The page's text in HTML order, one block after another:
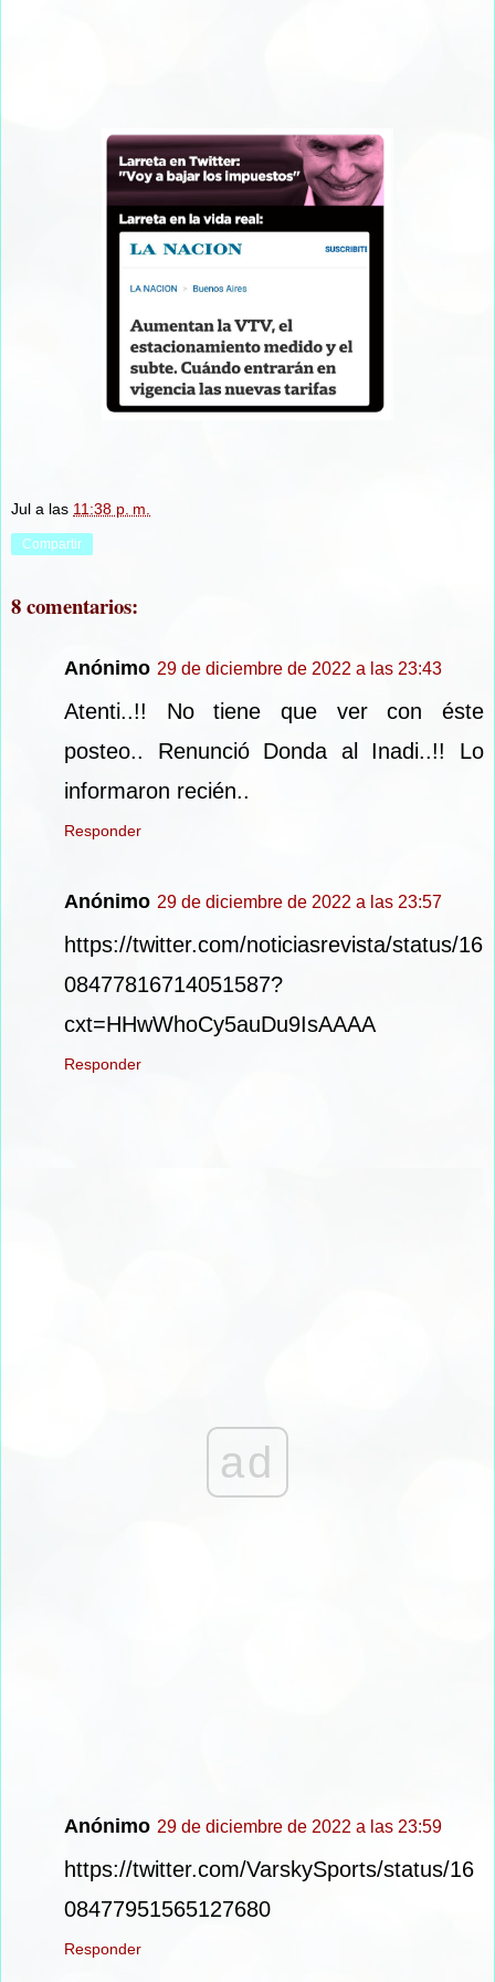
Jul a las 11:38 p. m.
Compartir
8 comentarios:
Anónimo 29 de diciembre de 2022 a las 23:43
Atenti..!! No tiene que ver con éste
posteo.. Renunció Donda al Inadi..!! Lo
informaron recién..
Responder
Anónimo 29 de diciembre de 2022 a las 23:57
https://twitter.com/noticiasrevista/status/16
08477816714051587?
cxt=HHwWhoCy5auDu9IsAAAA
Responder
ad
Anónimo 29 de diciembre de 2022 a las 23:59
https://twitter.com/VarskySports/status/16
08477951565127680
Responder